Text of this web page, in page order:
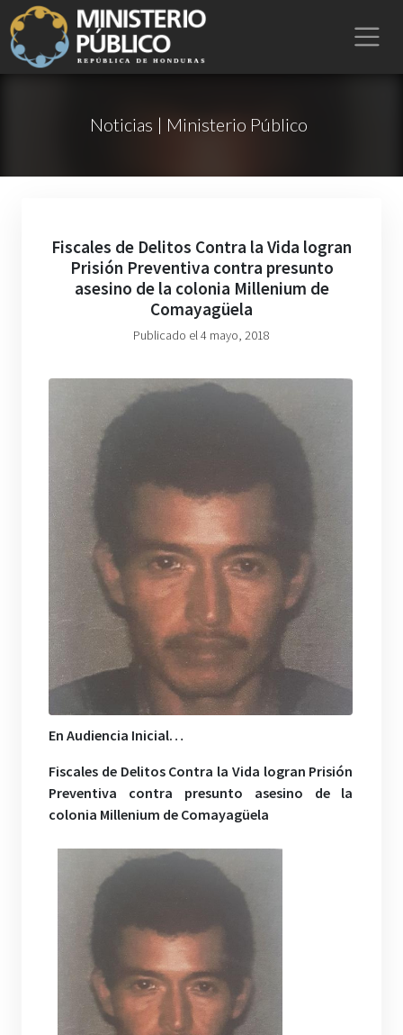
Noticias | Ministerio Público
Fiscales de Delitos Contra la Vida logran
Prisión Preventiva contra presunto
asesino de la colonia Millenium de
Comayagüela
Publicado el 4 mayo, 2018
En Audiencia Inicial…
Fiscales de Delitos Contra la Vida logran Prisión
Preventiva contra presunto asesino de la
colonia Millenium de Comayagüela